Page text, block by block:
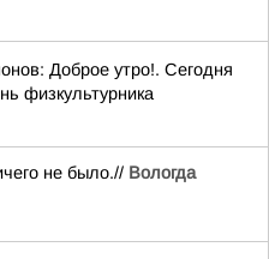
Доброе утро!. Сегодня
физкультурника
не было.// Вологда